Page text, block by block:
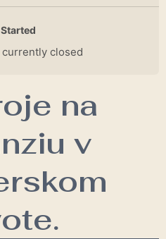
closed
na
v